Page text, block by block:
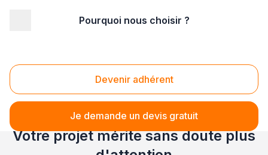
Pourquoi nous choisir ?
Devenir adhérent
Je demande un devis gratuit
Comptable Agde (34300)
Votre projet mérite sans doute plus